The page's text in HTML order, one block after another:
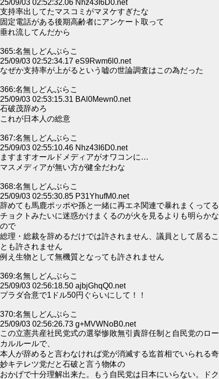
25/09/03 02:52:32.06 Nhz43I6D0.net
支持率出してたマスコミがマヌケすぎたな
固定電話がある後期高齢者にアンケート取って
垂れ流してんだから
365:名無しどんぶらこ
25/09/03 02:52:34.17 eS9Rwm6l0.net
なぜか支持率が上がるという嘘の世論調査はこの為だった
366:名無しどんぶらこ
25/09/03 02:53:15.31 BAl0Mewn0.net
石破茂辞めろ
これが日本人の総意
367:名無しどんぶらこ
25/09/03 02:55:10.46 Nhz43I6D0.net
ますますオールドメディアがオワコンに…
マスメディアが無い方が健全だわな
368:名無しどんぶらこ
25/09/03 02:55:30.85 P31YhufM0.net
辞めても馬鹿ポッポや孫と一緒に再エネ関連で暴れまくってる
チョクトみたいに迷惑かけまくるのが火を見るよりも明らかな
ので
総理・総裁を辞めるだけでは許されません、議員として居るこ
とも許されません
例え生物として無機質となっても許されません
369:名無しどんぶらこ
25/09/03 02:56:18.50 ajbjGhqQ0.net
プラダ合意で1ドル50円ぐらいにして！！
370:名無しどんぶらこ
25/09/03 02:56:26.73 g+MVWNoB0.net
この立憲共産社民党式の選挙惨敗無引責辞任制と自民党のロー
カルルールで、
本人が辞めると言わなければ党が消滅する迄首相でいられる奇
妙キテレツ党だと石破と言う物体の
おかげで十分理解出来た。もう自民党は日本にいらない。ドク